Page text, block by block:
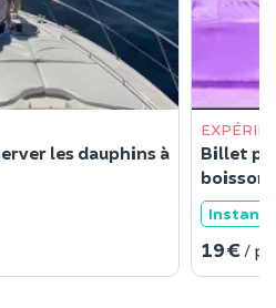
les dauphins à
Billet
boisson
19 € /